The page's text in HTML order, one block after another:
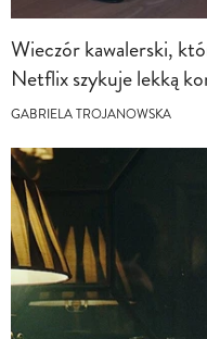
Wieczór kawalerski,
Netflix szykuje lekką
GABRIELA TROJANOWSKA